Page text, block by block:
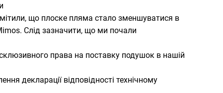
що плоске пляма стало зменшуватися в
Слід зазначити, що ми почали
права на поставку подушок в нашій
декларації відповідності технічному